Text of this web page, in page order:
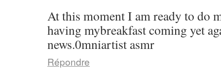
At this moment I am ready to do
having mybreakfast coming yet
news.0mniartist asmr
Répondre